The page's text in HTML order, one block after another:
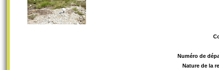
Numéro de
Nature de la